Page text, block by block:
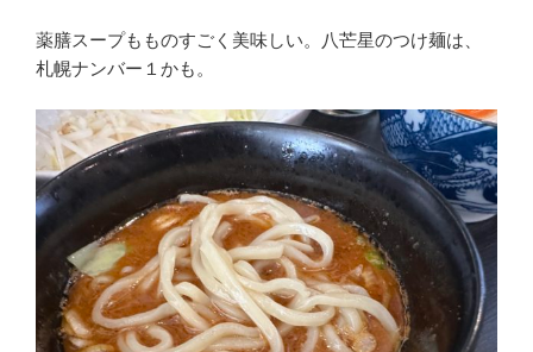
薬膳スープもものすごく美味しい。八芒星のつけ麺は、
札幌ナンバー１かも。